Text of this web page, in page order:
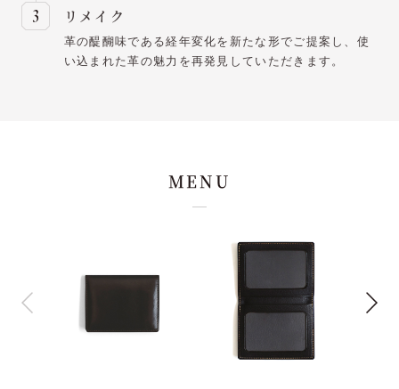
リメイク
革の醍醐味である経年変化を新たな形でご提案し、使
い込まれた革の魅力を再発見していただきます。
MENU